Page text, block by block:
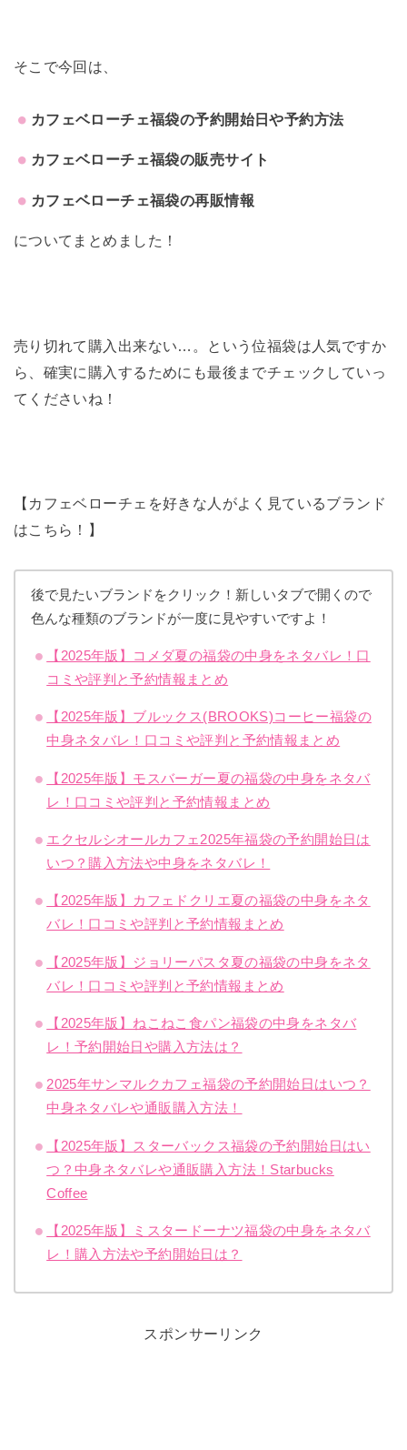
そこで今回は、
カフェベローチェ福袋の予約開始日や予約方法
カフェベローチェ福袋の販売サイト
カフェベローチェ福袋の再販情報
についてまとめました！
売り切れて購入出来ない…。という位福袋は人気ですか
ら、確実に購入するためにも最後までチェックしていっ
てくださいね！
【カフェベローチェを好きな人がよく見ているブランド
はこちら！】
後で見たいブランドをクリック！新しいタブで開くので
色んな種類のブランドが一度に見やすいですよ！
【2025年版】コメダ夏の福袋の中身をネタバレ！口
コミや評判と予約情報まとめ
【2025年版】ブルックス(BROOKS)コーヒー福袋の
中身ネタバレ！口コミや評判と予約情報まとめ
【2025年版】モスバーガー夏の福袋の中身をネタバ
レ！口コミや評判と予約情報まとめ
エクセルシオールカフェ2025年福袋の予約開始日は
いつ？購入方法や中身をネタバレ！
【2025年版】カフェドクリエ夏の福袋の中身をネタ
バレ！口コミや評判と予約情報まとめ
【2025年版】ジョリーパスタ夏の福袋の中身をネタ
バレ！口コミや評判と予約情報まとめ
【2025年版】ねこねこ食パン福袋の中身をネタバ
レ！予約開始日や購入方法は？
2025年サンマルクカフェ福袋の予約開始日はいつ？
中身ネタバレや通販購入方法！
【2025年版】スターバックス福袋の予約開始日はい
つ？中身ネタバレや通販購入方法！Starbucks
Coffee
【2025年版】ミスタードーナツ福袋の中身をネタバ
レ！購入方法や予約開始日は？
スポンサーリンク